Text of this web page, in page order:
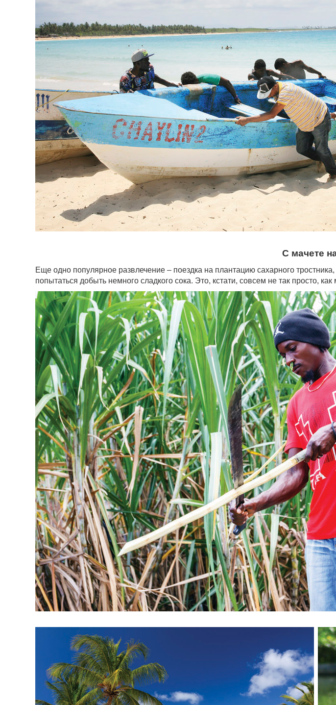
С мачете
Еще одно популярное развлечение – поездка на плантацию сахарного
попытаться добыть немного сладкого сока. Это, кстати, совсем не так просто,